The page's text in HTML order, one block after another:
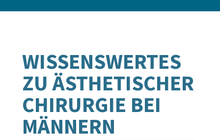
WISSENSWERTES
ZU ÄSTHETISCHER
CHIRURGIE BEI
MÄNNERN